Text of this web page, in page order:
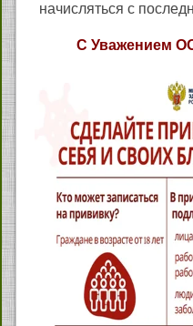
начисляться с
С Уважением